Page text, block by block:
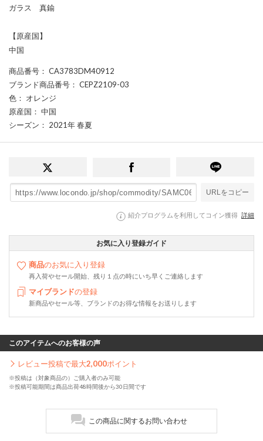
ガラス 真鍮
【原産国】
中国
商品番号 ： CA3783DM40912
ブランド商品番号 ： CEPZ2109-03
色 ： オレンジ
原産国 ： 中国
シーズン ： 2021年 春夏
URLをコピー
紹介プログラムを利用してコイン獲得 詳細
お気に入り登録ガイド
商品のお気に入り登録
再入荷やセール開始、残り１点の時にいち早くご連絡します
マイブランドの登録
新商品やセール等、ブランドのお得な情報をお送りします
このアイテムへのお客様の声
レビュー投稿で最大2,000ポイント
※投稿は（対象商品の）ご購入者のみ可能
※投稿可能期間は商品出荷48時間後から30日間です
この商品に関するお問い合わせ